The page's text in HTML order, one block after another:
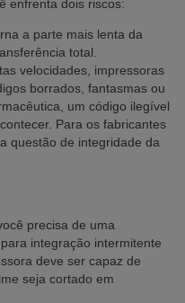
enfrenta dois riscos:
a parte mais lenta da
total.
velocidades, impressoras
borrados, fantasmas ou
um código ilegível
Para os fabricantes
questão de integridade da
precisa de uma
integração intermitente
deve ser capaz de
seja cortado em